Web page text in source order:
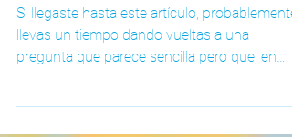
lo que tu momento
de vida necesita
llevas un tiempo dando vueltas a una